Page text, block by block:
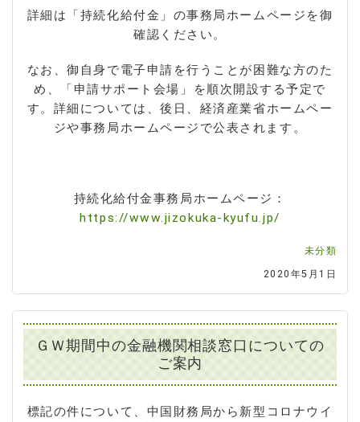
詳細は「持続化給付金」の事務局ホームページを御
確認ください。
なお、御自身で電子申請を行うことが困難な方のた
め、「申請サポート会場」を順次開設する予定で
す。詳細については、後日、経済産業省ホームペー
ジや事務局ホームページで公表されます。
持続化給付金事務局ホームページ：
https://www.jizokuka-kyufu.jp/
未分類
2020年5月1日
ＧＷ期間中の金融機関相談窓口についての
ご案内
標記の件について、中国財務局から新型コロナウイ